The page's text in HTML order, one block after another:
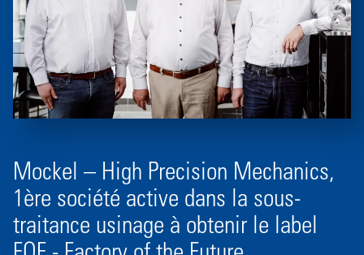
Mockel – High Precision Mechanics,
1ère société active dans la sous-
traitance usinage à obtenir le label